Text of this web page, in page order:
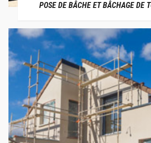
POSE DE BÂCHE ET BÂCHAGE DE